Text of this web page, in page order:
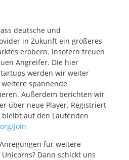
deutsche und
in Zukunft ein größeres
erobern. Insofern freuen
Angreifer. Die hier
werden wir weiter
spannende
Außerdem berichten wir
über neue Player. Registriert
auf den Laufenden
join
für weitere
Dann schickt uns